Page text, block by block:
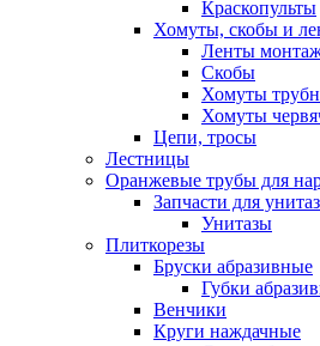
Краскопульты
Хомуты, скобы и
Ленты
Скобы
Хомуты
Хомуты
Цепи, тросы
Лестницы
Оранжевые трубы для
Запчасти для
Унитазы
Плиткорезы
Бруски абразивные
Губки
Венчики
Круги наждачные